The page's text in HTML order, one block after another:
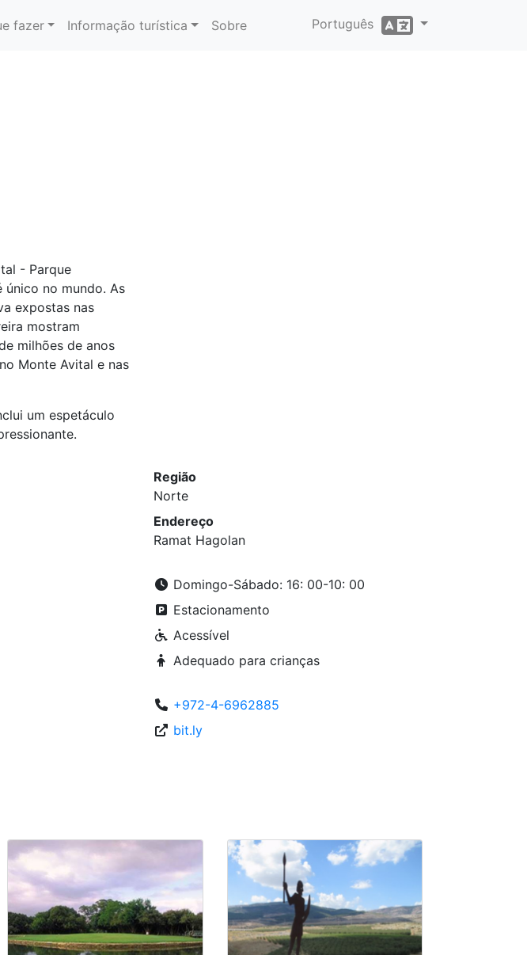
fazer Informação turística Sobre Português
- Parque
no mundo. As
expostas nas
mostram
milhões de anos
Monte Avital e nas
um espetáculo
Região
Norte
Endereço
Ramat Hagolan
Domingo-Sábado: 16: 00-10: 00
Estacionamento
Acessível
Adequado para crianças
+972-4-6962885
bit.ly